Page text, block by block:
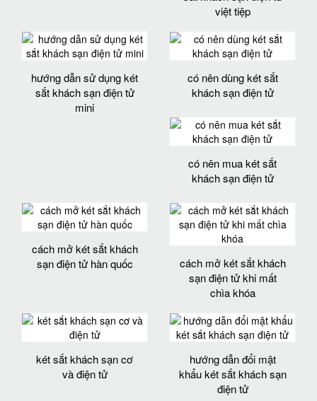
việt tiệp
hướng dẫn sử dụng két
sắt khách sạn điện tử
mini
có nên dùng két sắt
khách sạn điện tử
có nên mua két sắt
khách sạn điện tử
cách mở két sắt khách
sạn điện tử hàn quốc
cách mở két sắt khách
sạn điện tử khi mất
chìa khóa
két sắt khách sạn cơ
và điện tử
hướng dẫn đổi mật
khẩu két sắt khách sạn
điện tử